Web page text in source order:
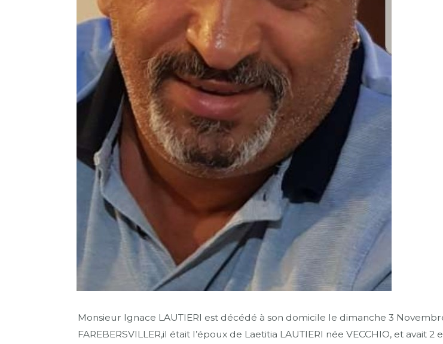
Monsieur Ignace LAUTIERI est décédé à son domicile le dimanche 3 Novembre
FAREBERSVILLER,il était l’époux de Laetitia LAUTIERI née VECCHIO, et avait